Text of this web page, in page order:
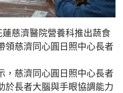
慈濟醫院營養科推出蔬食
領慈濟同心圓日照中心長者
，慈濟同心圓日照中心長者
於長者大腦與手眼協調能力